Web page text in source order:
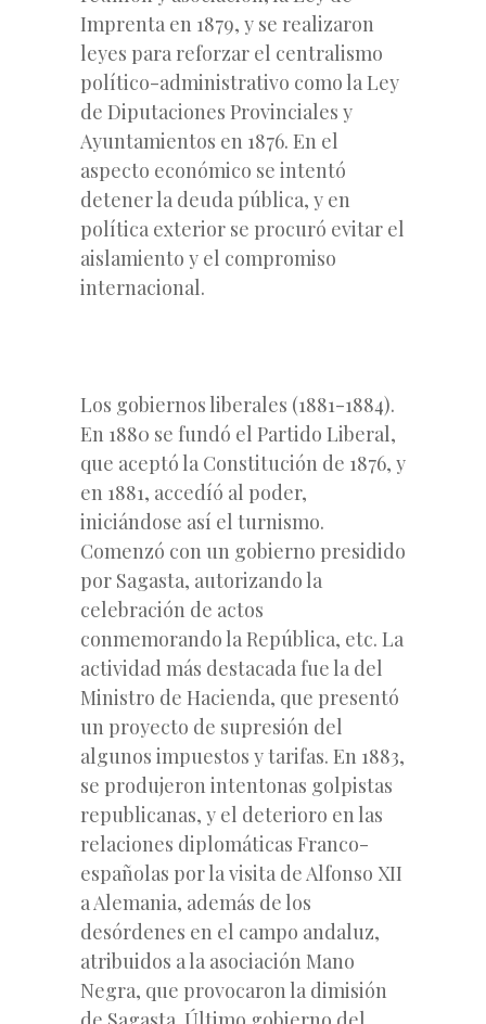
Imprenta en 1879, y se realizaron
leyes para reforzar el centralismo
político-administrativo como la Ley
de Diputaciones Provinciales y
Ayuntamientos en 1876. En el
aspecto económico se intentó
detener la deuda pública, y en
política exterior se procuró evitar el
aislamiento y el compromiso
internacional.
Los gobiernos liberales (1881-1884).
En 1880 se fundó el Partido Liberal,
que aceptó la Constitución de 1876, y
en 1881, accedíó al poder,
iniciándose así el turnismo.
Comenzó con un gobierno presidido
por Sagasta, autorizando la
celebración de actos
conmemorando la República, etc. La
actividad más destacada fue la del
Ministro de Hacienda, que presentó
un proyecto de supresión del
algunos impuestos y tarifas. En 1883,
se produjeron intentonas golpistas
republicanas, y el deterioro en las
relaciones diplomáticas Franco-
españolas por la visita de Alfonso XII
a Alemania, además de los
desórdenes en el campo andaluz,
atribuidos a la asociación Mano
Negra, que provocaron la dimisión